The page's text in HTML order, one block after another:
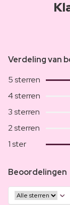
Verdeling van
5 sterren
4 sterren
3 sterren
2 sterren
1 ster
Beoordelingen